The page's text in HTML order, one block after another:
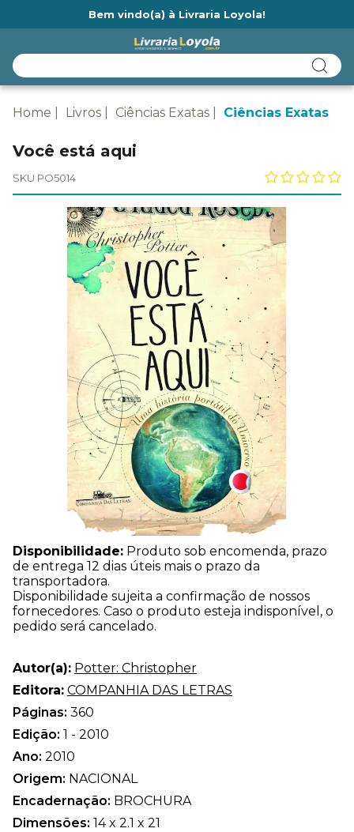
Bem vindo(a) à Livraria Loyola!
Home Livros Ciências Exatas Ciências Exatas
Você está aqui
SKU PO5014
Disponibilidade: Produto sob encomenda, prazo
de entrega 12 dias úteis mais o prazo da
transportadora.
Disponibilidade sujeita a confirmação de nossos
fornecedores. Caso o produto esteja indisponível, o
pedido será cancelado.
Autor(a): Potter: Christopher
Editora: COMPANHIA DAS LETRAS
Páginas: 360
Edição: 1 - 2010
Ano: 2010
Origem: NACIONAL
Encadernação: BROCHURA
Dimensões: 14 x 2.1 x 21